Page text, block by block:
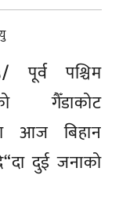
पूर्व पश्चिम
गैँडाकोट
आज बिहान
दुई जनाको